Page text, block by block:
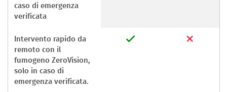
caso di emergenza
verificata
Intervento rapido da
remoto con il
fumogeno ZeroVision,
solo in caso di
emergenza verificata.